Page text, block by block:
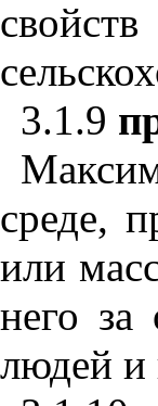
3.1.9
среде,
или
него за
людей и